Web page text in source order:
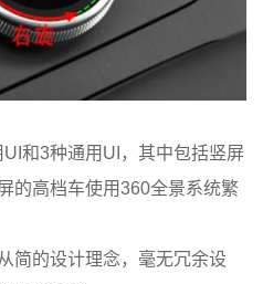
UI和3种通用UI，其中包括竖屏
的高档车使用360全景系统繁
简的设计理念，毫无冗余设